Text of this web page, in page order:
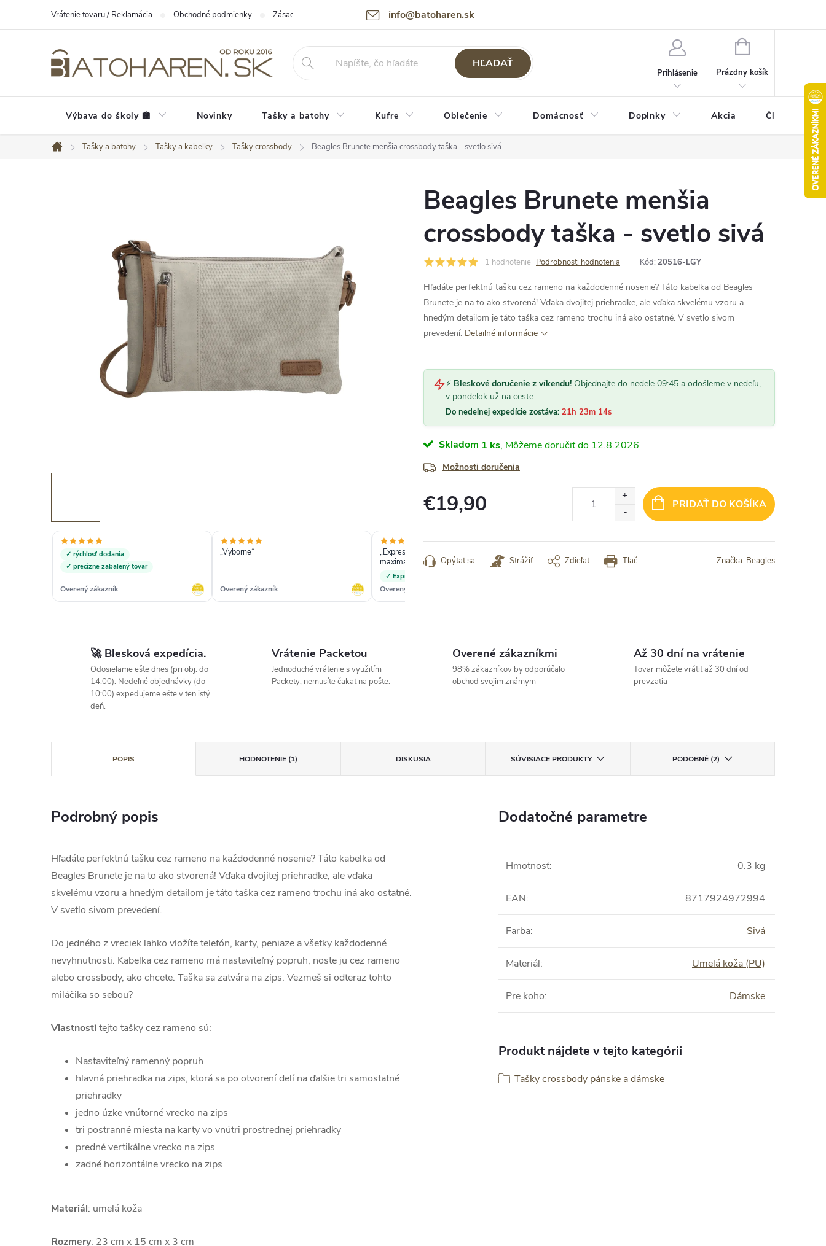
info@batoharen.sk
Vrátenie tovaru / Reklamácia Obchodné podmienky Zásady spracovania osobných údajov (GDPR) Podmienky použitia webu
HĽADAŤ
Prihlásenie
NÁKUPNÝ
Prázdny košík
Výbava do školy 🏫 Novinky Tašky a batohy Kufre Oblečenie Domácnosť Doplnky Akcia Články
Domov
Tašky a batohy Tašky a kabelky Tašky crossbody Beagles Brunete menšia crossbody taška - svetlo sivá
✓ rýchlosť dodania
✓ precízne zabalený tovar
Overený zákazník
„Vyborne“
Overený zákazník
„Expresné dodanie. Určite odporúčam,
maximálna spokojnosť :-)“
✓ Expresné dodanie
Overený zákazník
nepoškodené.“
Beagles Brunete menšia
crossbody taška - svetlo sivá
1 hodnotenie Podrobnosti hodnotenia Kód: 20516-LGY
Hľadáte perfektnú tašku cez rameno na každodenné nosenie? Táto kabelka od Beagles
Brunete je na to ako stvorená! Vďaka dvojitej priehradke, ale vďaka skvelému vzoru a
hnedým detailom je táto taška cez rameno trochu iná ako ostatné. V svetlo sivom
prevedení. Detailné informácie
⚡ Bleskové doručenie z víkendu! Objednajte do nedele 09:45 a odošleme v nedeľu,
v pondelok už na ceste.
Do nedeľnej expedície zostáva: 21h 23m 13s
Skladom 1 ks 12.8.2026
Možnosti doručenia
€19,90 PRIDAŤ DO KOŠÍKA
Tlač
Opýtať sa Strážiť Zdieľať Značka: Beagles
🚀 Blesková expedícia.
Odosielame ešte dnes (pri obj. do
14:00). Nedeľné objednávky (do
10:00) expedujeme ešte v ten istý
deň.
Vrátenie Packetou
Jednoduché vrátenie s využitím
Packety, nemusíte čakať na pošte.
Overené zákazníkmi
98% zákazníkov by odporúčalo
obchod svojim známym
Až 30 dní na vrátenie
Tovar môžete vrátiť až 30 dní od
prevzatia
POPIS HODNOTENIE (1) DISKUSIA SÚVISIACE PRODUKTY PODOBNÉ (2)
Podrobný popis
Hľadáte perfektnú tašku cez rameno na každodenné nosenie? Táto kabelka od
Beagles Brunete je na to ako stvorená! Vďaka dvojitej priehradke, ale vďaka
skvelému vzoru a hnedým detailom je táto taška cez rameno trochu iná ako ostatné.
V svetlo sivom prevedení.
Do jedného z vreciek ľahko vložíte telefón, karty, peniaze a všetky každodenné
nevyhnutnosti. Kabelka cez rameno má nastaviteľný popruh, noste ju cez rameno
alebo crossbody, ako chcete. Taška sa zatvára na zips. Vezmeš si odteraz tohto
miláčika so sebou?
Vlastnosti tejto tašky cez rameno sú:
Nastaviteľný ramenný popruh
hlavná priehradka na zips, ktorá sa po otvorení delí na ďalšie tri samostatné
priehradky
jedno úzke vnútorné vrecko na zips
tri postranné miesta na karty vo vnútri prostrednej priehradky
predné vertikálne vrecko na zips
zadné horizontálne vrecko na zips
Materiál: umelá koža
Rozmery: 23 cm x 15 cm x 3 cm
Dodatočné parametre
Hmotnosť: 0.3 kg
EAN: 8717924972994
Farba: Sivá
Materiál: Umelá koža (PU)
Pre koho: Dámske
Produkt nájdete v tejto kategórii
Tašky crossbody pánske a dámske